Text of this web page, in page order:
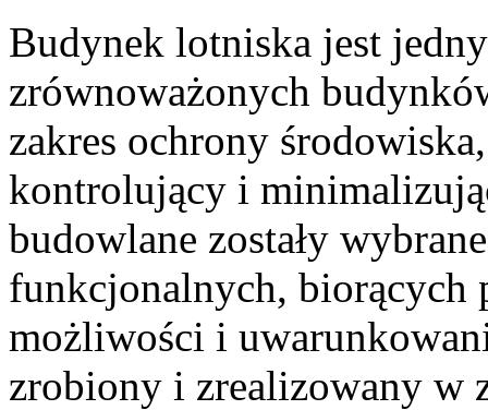
Budynek lotniska jest
zrównoważonych
zakres ochrony
kontrolujący i
budowlane zostały
funkcjonalnych, biorących
możliwości i
zrobiony i zrealizowany w